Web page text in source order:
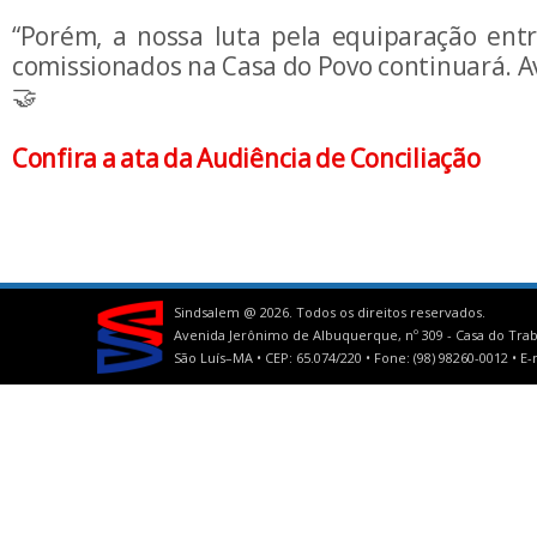
“Porém, a nossa luta pela equiparação
comissionados na Casa do Povo continuará.
🤝
Confira a ata da Audiência de Conciliação
Sindsalem @ 2026. Todos os direitos reservados.
Avenida Jerônimo de Albuquerque, nº 309 - Casa do
São Luís–MA • CEP: 65.074/220 • Fone: (98) 98260-0012